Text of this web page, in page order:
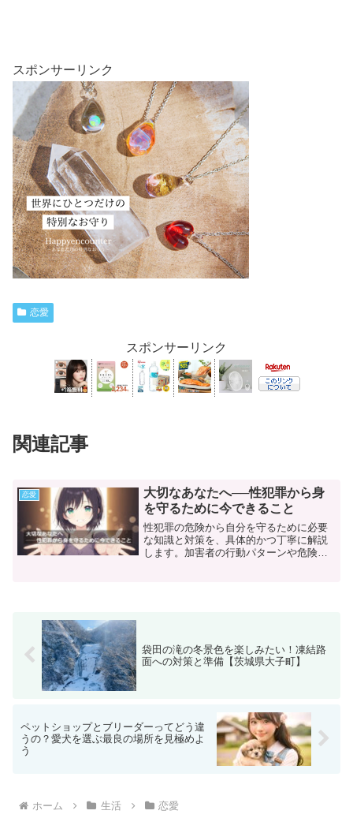
スポンサーリンク
恋愛
スポンサーリンク
関連記事
恋愛
大切なあなたへ──性犯罪から身
を守るために今できること
性犯罪の危険から自分を守るために必要
な知識と対策を、具体的かつ丁寧に解説
します。加害者の行動パターンや危険な
袋田の滝の冬景色を楽しみたい！凍結路
面への対策と準備【茨城県大子町】
ペットショップとブリーダーってどう違
うの？愛犬を選ぶ最良の場所を見極めよ
う
ホーム 生活 恋愛